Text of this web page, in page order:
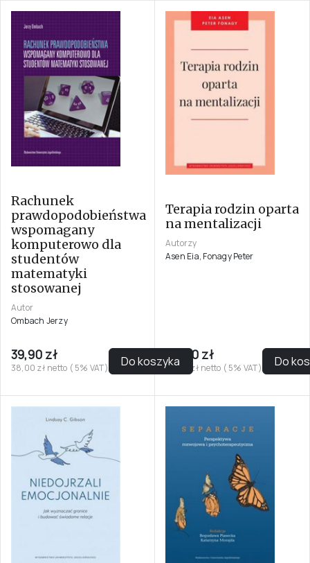
Rachunek
prawdopodobieństwa
wspomagany
komputerowo dla
studentów
matematyki
stosowanej
Autor
Ombach Jerzy
39,90 zł
38,00 zł netto ( 5% VAT) Do koszyka
Terapia rodzin oparta
na mentalizacji
Autorzy
Asen Eia, Fonagy Peter
62,00 zł
59,05 zł netto ( 5% VAT) Do